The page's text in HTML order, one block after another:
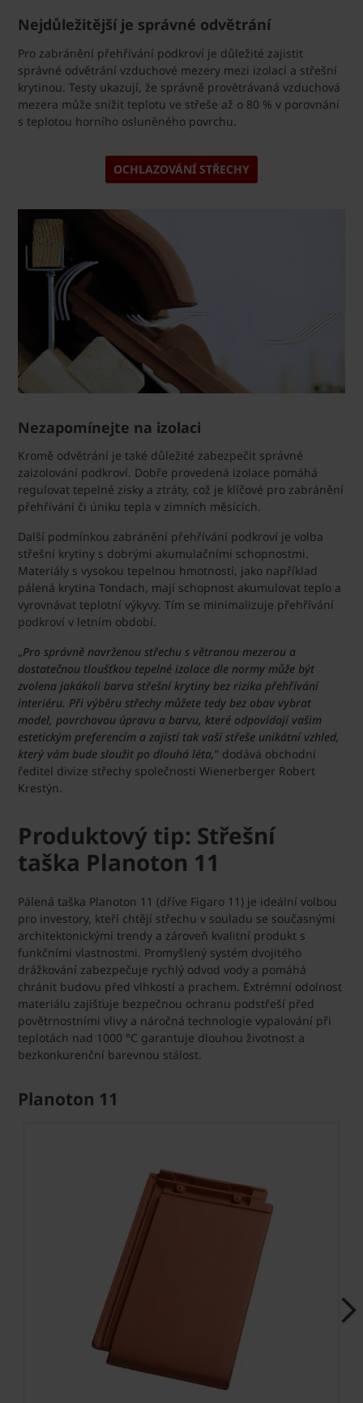
Nejdůležitější je správné odvětrání
Pro zabránění přehřívání podkroví je důležité zajistit
správné odvětrání vzduchové mezery mezi izolací a střešní
krytinou. Testy ukazují, že správně provětrávaná vzduchová
mezera může snížit teplotu ve střeše až o 80 % v porovnání
s teplotou horního osluněného povrchu.
OCHLAZOVÁNÍ STŘECHY
Nezapomínejte na izolaci
Kromě odvětrání je také důležité zabezpečit správné
zaizolování podkroví. Dobře provedená izolace pomáhá
regulovat tepelné zisky a ztráty, což je klíčové pro zabránění
přehřívání či úniku tepla v zimních měsících.
Další podmínkou zabránění přehřívání podkroví je volba
střešní krytiny s dobrými akumulačními schopnostmi.
Materiály s vysokou tepelnou hmotností, jako například
pálená krytina Tondach, mají schopnost akumulovat teplo a
vyrovnávat teplotní výkyvy. Tím se minimalizuje přehřívání
podkroví v letním období.
„Pro správně navrženou střechu s větranou mezerou a
dostatečnou tloušťkou tepelné izolace dle normy může být
zvolena jakákoli barva střešní krytiny bez rizika přehřívání
interiéru. Při výběru střechy můžete tedy bez obav vybrat
model, povrchovou úpravu a barvu, které odpovídají vašim
estetickým preferencím a zajistí tak vaší střeše unikátní vzhled,
který vám bude sloužit po dlouhá léta,” dodává obchodní
ředitel divize střechy společnosti Wienerberger Robert
Krestýn.
Produktový tip: Střešní
taška Planoton 11
Pálená taška Planoton 11 (dříve Figaro 11) je ideální volbou
pro investory, kteří chtějí střechu v souladu se současnými
architektonickými trendy a zároveň kvalitní produkt s
funkčními vlastnostmi. Promyšlený systém dvojitého
drážkování zabezpečuje rychlý odvod vody a pomáhá
chránit budovu před vlhkostí a prachem. Extrémní odolnost
materiálu zajišťuje bezpečnou ochranu podstřeší před
povětrnostními vlivy a náročná technologie vypalování při
teplotách nad 1000 °C garantuje dlouhou životnost a
bezkonkurenční barevnou stálost.
Planoton 11